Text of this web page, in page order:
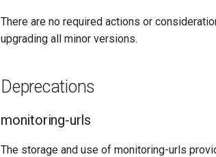
There are no required actions or
upgrading all minor versions.
Deprecations
monitoring-urls
The storage and use of monitoring-urls